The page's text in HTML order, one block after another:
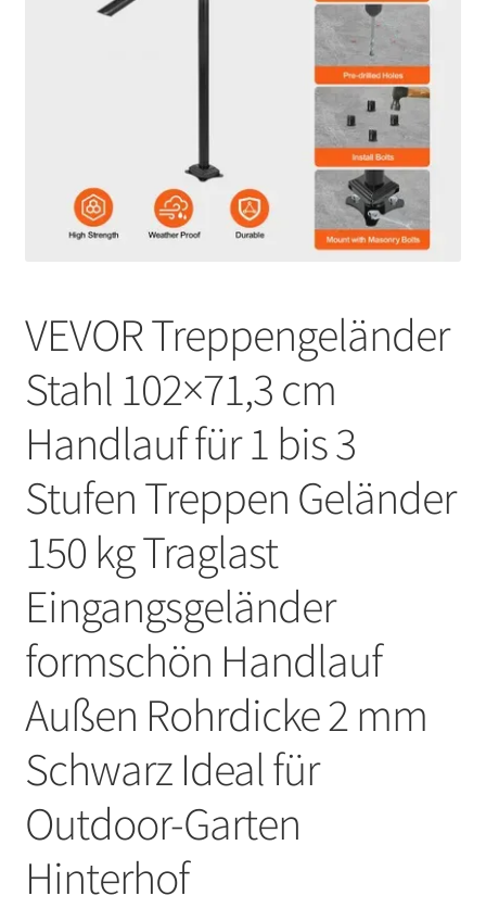
VEVOR Treppengeländer
Stahl 102×71,3 cm
Handlauf für 1 bis 3
Stufen Treppen Geländer
150 kg Traglast
Eingangsgeländer
formschön Handlauf
Außen Rohrdicke 2 mm
Schwarz Ideal für
Outdoor-Garten
Hinterhof